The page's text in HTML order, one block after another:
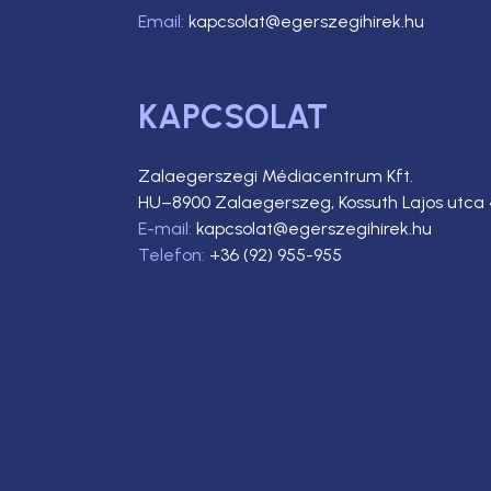
Email: kapcsolat@egerszegihirek.hu
KAPCSOLAT
Zalaegerszegi Médiacentrum Kft.
HU–8900 Zalaegerszeg, Kossuth Lajos utca
E-mail: kapcsolat@egerszegihirek.hu
Telefon: +36 (92) 955-955